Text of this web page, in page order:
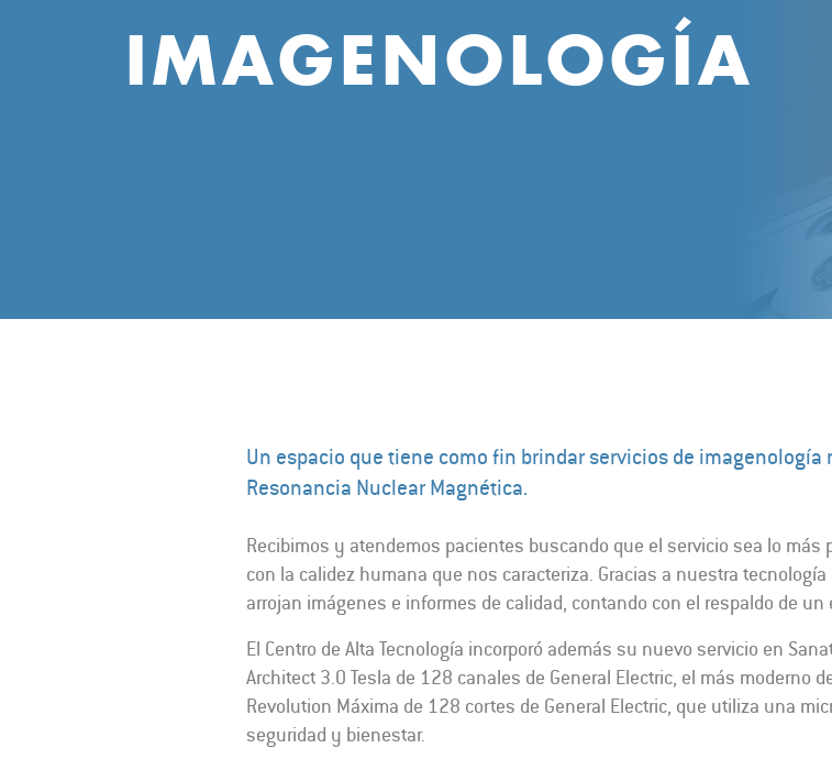
IMAGENOLOGÍA
Un espacio que tiene como fin brindar servicios de imagenología
Resonancia Nuclear Magnética.
Recibimos y atendemos pacientes buscando que el servicio sea lo
con la calidez humana que nos caracteriza. Gracias a nuestra
arrojan imágenes e informes de calidad, contando con el respaldo de
El Centro de Alta Tecnología incorporó además su nuevo servicio en
Architect 3.0 Tesla de 128 canales de General Electric, el más moderno
Revolution Máxima de 128 cortes de General Electric, que utiliza una
seguridad y bienestar.